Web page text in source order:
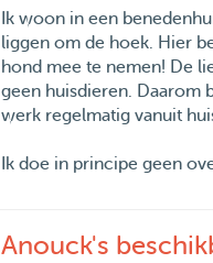
Ik woon in een
liggen om de hoek. Hier
hond mee te nemen! De
geen huisdieren. Daarom
werk regelmatig vanuit
Ik doe in principe geen
Anouck's